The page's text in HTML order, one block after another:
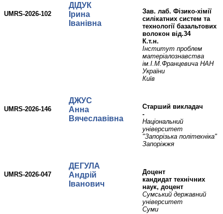
UMRS-2026-102
ДІДУК
Ірина
Іванівна
Зав. лаб. Фізико-хімії
силікатних систем та
технології базальтових
волокон від.34
К.т.н.
Інститут проблем
матеріалознавства
ім.І.М.Францевича НАН
України
Київ
UMRS-2026-146
ДЖУС
Анна
Вячеславівна
Старший викладач
-
Національний
університет
"Запорізька політехніка"
Запоріжжя
UMRS-2026-047
ДЕГУЛА
Андрій
Іванович
доцент
кандидат технічних
наук, доцент
Сумський державний
університет
Суми